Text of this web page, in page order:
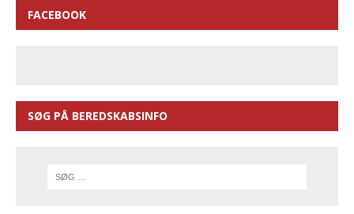
FACEBOOK
SØG PÅ BEREDSKABSINFO